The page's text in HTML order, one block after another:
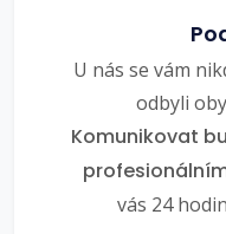
U nás se vám
odbyli
Komunikovat
vás 24